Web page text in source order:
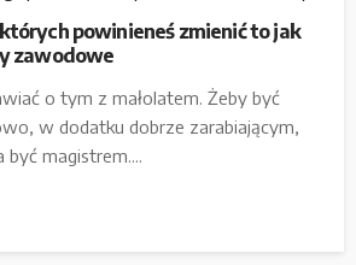
powinieneś zmienić to jak
zawodowe
o tym z małolatem. Żeby być
w dodatku dobrze zarabiającym,
być magistrem....